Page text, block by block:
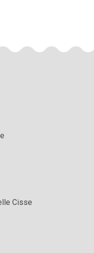
Cisse